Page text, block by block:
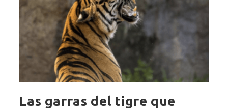
Las garras del tigre que